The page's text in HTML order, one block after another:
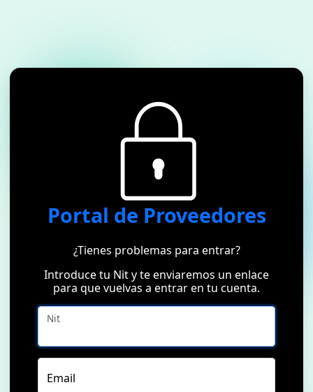
Portal de Proveedores
¿Tienes problemas para entrar?
Introduce tu Nit y te enviaremos un enlace
para que vuelvas a entrar en tu cuenta.
Nit
Email